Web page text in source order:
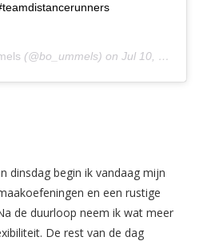
(@bo_ummels) on Jul 10, 2018 at 10:15am PDT
dinsdag begin ik vandaag mijn
en een rustige
de duurloop neem ik wat meer
De rest van de dag